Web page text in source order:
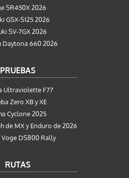
SR450X 2026
GSX-S125 2026
SV-7GX 2026
Daytona 660 2026
PRUEBAS
Ultraviolette F77
Zero XB y XE
Cyclone 2025
de MX y Enduro de 2026
Voge DS800 Rally
RUTAS